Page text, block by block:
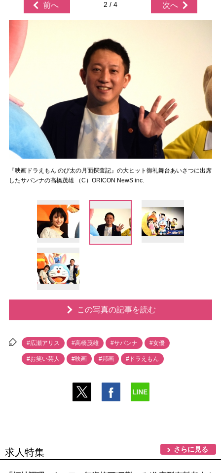
前へ 2 / 4 次へ
『映画ドラえもん のび太の月面探査記』の大ヒット御礼舞台あいさつに出席
したサバンナの高橋茂雄 （C）ORICON NewS inc.
この写真の記事を読む
#広瀬アリス #高橋茂雄 #サバンナ #女優
#お笑い芸人 #映画 #邦画 #ドラえもん
求人特集 さらに見る